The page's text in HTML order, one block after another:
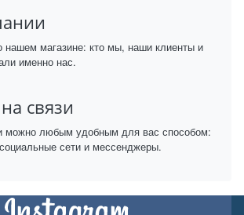
нашем магазине: кто мы, наши клиенты и
именно нас.
связи
можно любым удобным для вас способом:
сети и мессенджеры.